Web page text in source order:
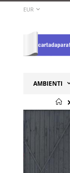
Salta
VALUTA
EUR
AMBIENTI
Vai
alla
fine
della
galleria
immagini
Vai
all'inizio
della
galleria
immagini